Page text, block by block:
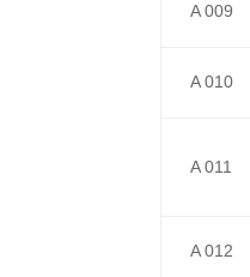
A 009
A 010
A 011
A 012